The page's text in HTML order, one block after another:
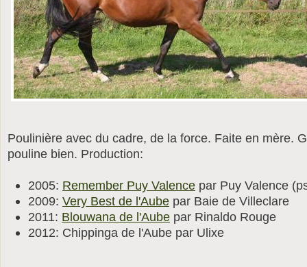
Poulinière avec du cadre, de la force. Faite en mère.
pouline bien. Production:
2005: Remember Puy Valence par Puy Valence
2009: Very Best de l'Aube par Baie de Villeclare
2011: Blouwana de l'Aube par Rinaldo Rouge
2012: Chippinga de l'Aube par Ulixe